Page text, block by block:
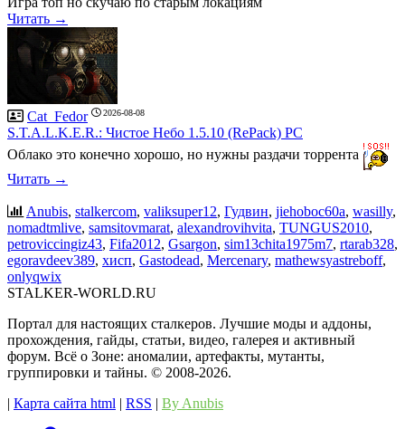
Читать →
Cat_Fedor 2026-08-08
S.T.A.L.K.E.R.: Чистое Небо 1.5.10 (RePack) PC
Облако это конечно хорошо, но нужны раздачи торрента
Читать →
Anubis, stalkercom, valiksuper12, Гудвин, jiehoboc60a, wasilly,
nomadtmlive, samsitovmarat, alexandrovihvita, TUNGUS2010,
petroviccingiz43, Fifa2012, Gsargon, sim13chita1975m7, rtarab328,
egoravdeev389, хисп, Gastodead, Mercenary, mathewsyastreboff,
onlyqwix
STALKER-WORLD.RU
Портал для настоящих сталкеров. Лучшие моды и аддоны,
прохождения, гайды, статьи, видео, галерея и активный
форум. Всё о Зоне: аномалии, артефакты, мутанты,
группировки и тайны. ©️ 2008-2026.
| Карта сайта html | RSS | By Anubis